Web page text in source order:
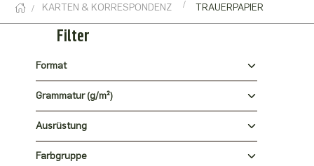
KARTEN & KORRESPONDENZ TRAUERPAPIER
Filter
Format
Grammatur (g/m²)
Ausrüstung
Farbgruppe